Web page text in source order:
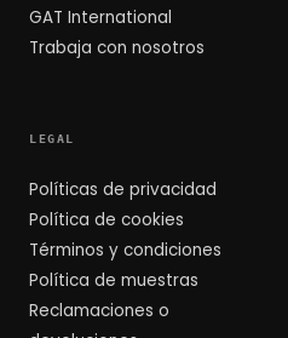
GAT International
Trabaja con nosotros
LEGAL
Políticas de privacidad
Política de cookies
Términos y condiciones
Política de muestras
Reclamaciones o